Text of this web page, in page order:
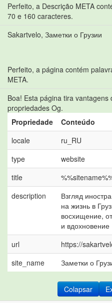
Perfeito, a Descrição META
70 e 160 caracteres.
Sakartvelo, Заметки о Грузии
Perfeito, a página contém
META.
Boa! Esta página tira vantagens
propriedades Og.
Propriedade
Conteúdo
locale
ru_RU
type
website
title
description
Взгляд
на жизнь в
восхищение,
и вдохновение
url
https://
site_name
Заметки о
Colapsar